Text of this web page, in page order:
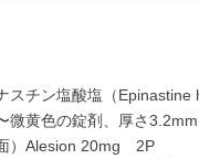
スチン塩酸塩（Epinastine
微黄色の錠剤、厚さ
面）Alesion 20mg 2P